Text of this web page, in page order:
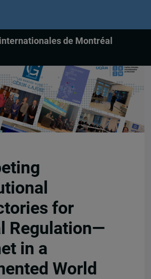
de Montréal
for
Regulation—
in a
World